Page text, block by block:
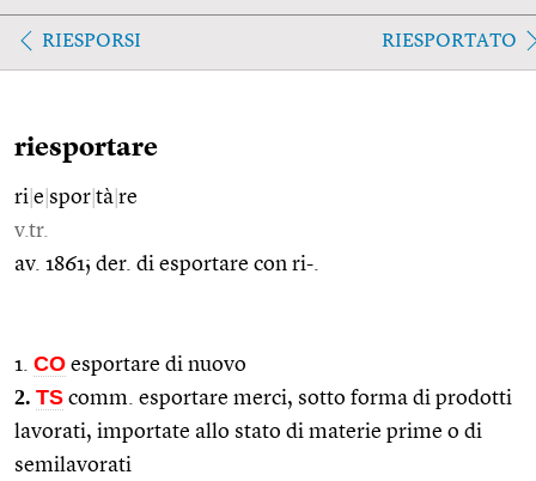
RIESPORSI RIESPORTATO
riesportare
ri e spor tà re
v.tr.
av. 1861; der. di esportare con ri-.
1. CO esportare di nuovo
2. TS comm. esportare merci, sotto forma di prodotti
lavorati, importate allo stato di materie prime o di
semilavorati